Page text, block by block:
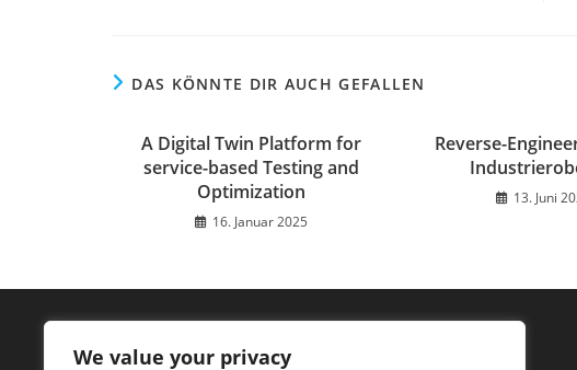
We value your privacy
DAS KÖNNTE DIR AUCH GEFALLEN
A Digital Twin Platform for
service-based Testing and
Optimization
16. Januar 2025
Reverse-
13. Juni